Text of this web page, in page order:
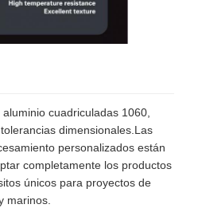
cuadriculadas 1060,
dimensionales.Las
personalizados están
completamente los productos
únicos para proyectos de
marinos.